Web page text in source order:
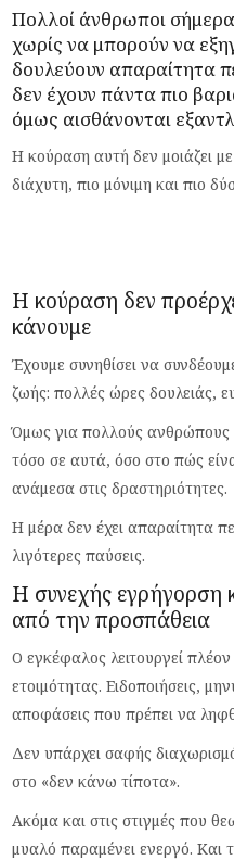
Πολλοί άνθρωποι
χωρίς να μπορούν να
δουλεύουν απαραίτητα
δεν έχουν πάντα πιο
όμως αισθάνονται
Η κούραση αυτή δεν μοιάζει
διάχυτη, πιο μόνιμη και πιο
Η κούραση δεν
κάνουμε
Έχουμε συνηθίσει να
ζωής: πολλές ώρες δουλειάς,
Όμως για πολλούς ανθρώπους
τόσο σε αυτά, όσο στο πώς
ανάμεσα στις δραστηριότητες.
Η μέρα δεν έχει απαραίτητα
λιγότερες παύσεις.
Η συνεχής εγρήγορση
από την προσπάθεια
Ο εγκέφαλος λειτουργεί
ετοιμότητας. Ειδοποιήσεις,
αποφάσεις που πρέπει να
Δεν υπάρχει σαφής
στο «δεν κάνω τίποτα».
Ακόμα και στις στιγμές που
μυαλό παραμένει ενεργό. Και